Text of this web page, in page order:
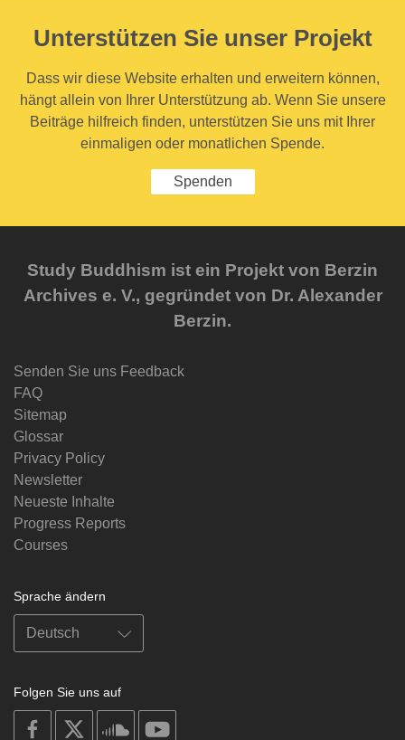
Unterstützen Sie unser Projekt
Dass wir diese Website erhalten und erweitern können,
hängt allein von Ihrer Unterstützung ab. Wenn Sie unsere
Beiträge hilfreich finden, unterstützen Sie uns mit Ihrer
einmaligen oder monatlichen Spende.
Spenden
Study Buddhism ist ein Projekt von Berzin
Archives e. V., gegründet von Dr. Alexander
Berzin.
Senden Sie uns Feedback
FAQ
Sitemap
Glossar
Privacy Policy
Newsletter
Neueste Inhalte
Progress Reports
Courses
Sprache ändern
Folgen Sie uns auf
on
facebook
soundcloud